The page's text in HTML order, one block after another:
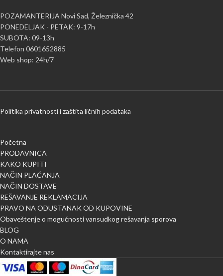
POZAMANTERIJA Novi Sad, Železnička 42
PONEDELJAK - PETAK: 9-17h
SUBOTA: 09-13h
Telefon 0601652885
Web shop: 24h/7
Politika privatnosti i zaštita ličnih podataka
Početna
PRODAVNICA
KAKO KUPITI
NAČIN PLAĆANJA
NAČIN DOSTAVE
REŠAVANJE REKLAMACIJA
PRAVO NA ODUSTANAK OD KUPOVINE
Obaveštenje o mogućnosti vansudkog rešavanja sporova
BLOG
O NAMA
Kontaktirajte nas